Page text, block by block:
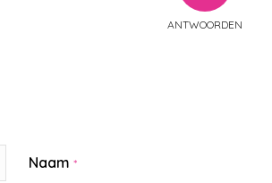
ANTWOORDEN
Naam *